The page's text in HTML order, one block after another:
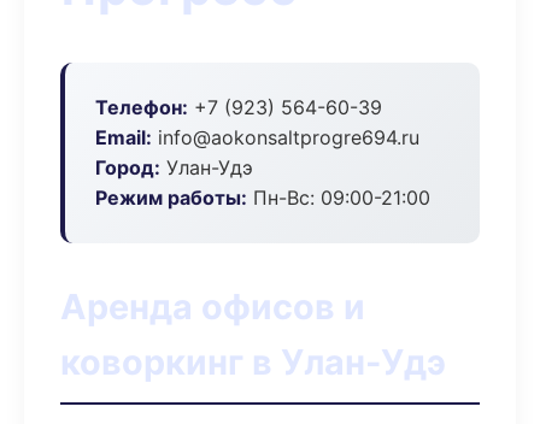
Телефон: +7 (923) 564-60-39
Email: info@aokonsaltprogre694.ru
Город: Улан-Удэ
Режим работы: Пн-Вс: 09:00-21:00
Аренда офисов и
коворкинг в Улан-Удэ